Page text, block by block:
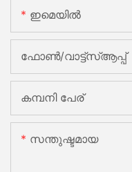
ഇമെയിൽ
ഫോൺ/വാട്ട്‌സ്ആപ്പ്
കമ്പനി പേര്
സന്തുഷ്ടമായ